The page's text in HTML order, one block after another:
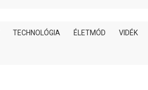
TECHNOLÓGIA ÉLETMÓD VIDÉK